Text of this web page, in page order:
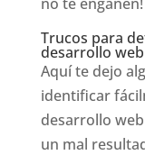
Trucos para
desarrollo web
Aquí te dejo
identificar
desarrollo
un mal